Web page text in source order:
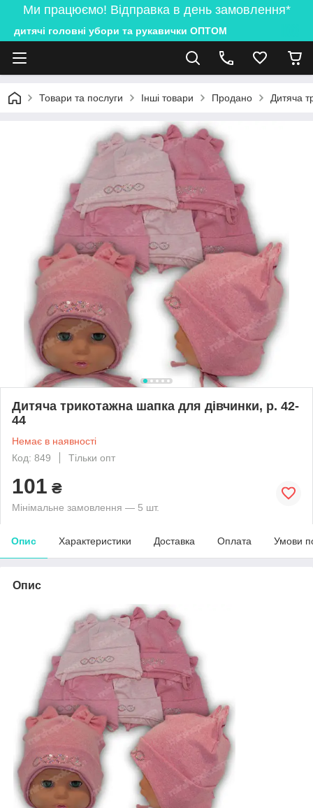
Ми працюємо! Відправка в день замовлення*
дитячі головні убори та рукавички ОПТОМ
Товари та послуги Інші товари Продано Дитяча
Дитяча трикотажна шапка для дівчинки, р. 42-
44
Немає в наявності
Код: 849
Тільки опт
101 ₴
Мінімальне замовлення — 5 шт.
Опис Характеристики Доставка Оплата Умови
Опис